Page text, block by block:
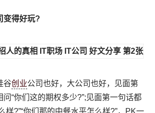
变得好玩?
谷创业公司也好，大公司也好，见面第
“你们这的期权多少?”;见面第一句话都